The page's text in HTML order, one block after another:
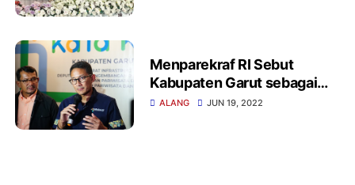
Menparekraf RI Sebut
Kabupaten Garut sebagai
Kabupaten Pariwisata
ALANG JUN 19, 2022